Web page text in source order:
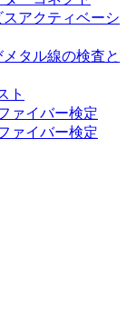
アクティベーシ
タル線の検査と
ト
ァイバー検定
ァイバー検定